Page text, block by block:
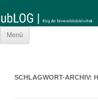
Menü
SCHLAGWORT-ARCHIV: